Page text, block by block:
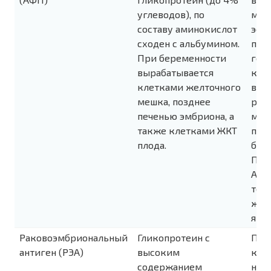
углеводов), по
составу аминокислот
сходен с альбумином.
При беременности
вырабатывается
клетками желточного
мешка, позднее
печенью эмбриона, а
также клетками ЖКТ
плода.
АФП
Раковоэмбриональный
антиген (РЭА)
Гликопротеин с
высоким
содержанием